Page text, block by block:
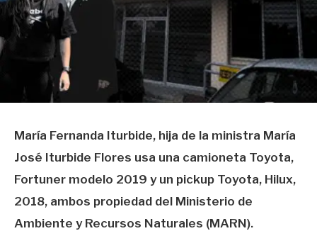
María Fernanda Iturbide, hija de la ministra María
José Iturbide Flores usa una camioneta Toyota,
Fortuner modelo 2019 y un pickup Toyota, Hilux,
2018, ambos propiedad del Ministerio de
Ambiente y Recursos Naturales (MARN).